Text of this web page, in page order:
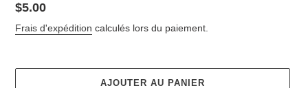
Prix
normal
$5.00
Frais d'expédition calculés lors du paiement.
AJOUTER AU PANIER